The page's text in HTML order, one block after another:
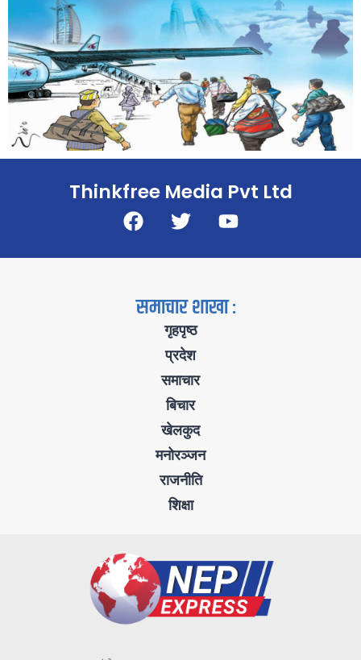
Thinkfree Media Pvt Ltd
समाचार शाखा :
गृहपृष्ठ
प्रदेश
समाचार
बिचार
खेलकुद
मनोरञ्जन
राजनीति
शिक्षा